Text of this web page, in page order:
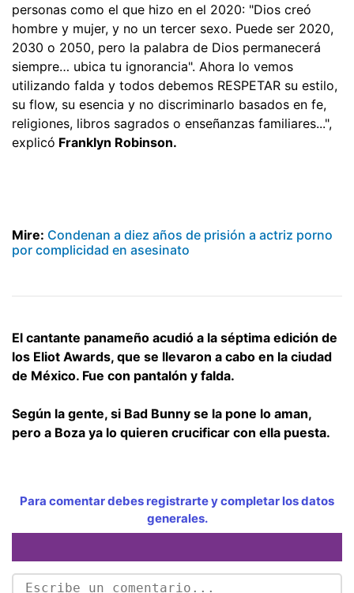
personas como el que hizo en el 2020: "Dios creó
hombre y mujer, y no un tercer sexo. Puede ser 2020,
2030 o 2050, pero la palabra de Dios permanecerá
siempre… ubica tu ignorancia". Ahora lo vemos
utilizando falda y todos debemos RESPETAR su estilo,
su flow, su esencia y no discriminarlo basados en fe,
religiones, libros sagrados o enseñanzas familiares...",
explicó Franklyn Robinson.
Mire: Condenan a diez años de prisión a actriz porno
por complicidad en asesinato
El cantante panameño acudió a la séptima edición de
los Eliot Awards, que se llevaron a cabo en la ciudad
de México. Fue con pantalón y falda.
Según la gente, si Bad Bunny se la pone lo aman,
pero a Boza ya lo quieren crucificar con ella puesta.
Para comentar debes registrarte y completar los datos
generales.